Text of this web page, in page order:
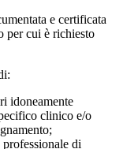
e certificata
per cui è richiesto
idoneamente
clinico e/o
di